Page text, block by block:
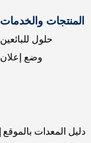
المنتجات والخدمات
حلول للبائعين
وضع إعلان
دليل المعدات بالموقع